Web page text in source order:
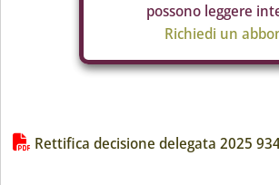
possono leggere
Richiedi un
Lista allegati PDF alla notizia
Rettifica decisione delegata 2025